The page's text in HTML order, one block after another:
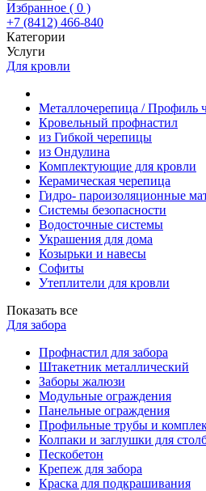
Избранное ( 0 )
+7 (8412) 466-840
Категории
Услуги
Для кровли
Металлочерепица / Профиль
Кровельный профнастил
из Гибкой черепицы
из Ондулина
Комплектующие для кровли
Керамическая черепица
Гидро- пароизоляционные
Системы безопасности
Водосточные системы
Украшения для дома
Козырьки и навесы
Софиты
Утеплители для кровли
Показать все
Для забора
Профнастил для забора
Штакетник металлический
Заборы жалюзи
Модульные ограждения
Панельные ограждения
Профильные трубы и
Колпаки и заглушки для
Пескобетон
Крепеж для забора
Краска для подкрашивания